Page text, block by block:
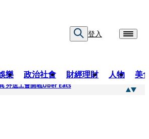
登入
樂 政治社會 財經理財 人物 美
外送工會開戰Uber Eats